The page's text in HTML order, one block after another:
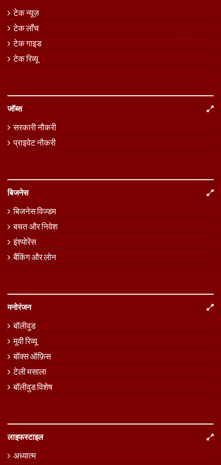
टेक न्यूज़
टेक लॉंच
टेक गाइड
टेक रिव्यू
जॉब्स
सरकारी नौकरी
प्राइवेट नौकरी
बिजनेस
बिजनेस विज्डम
बचत और निवेश
इंश्योरेंस
बैंकिंग और लोन
मनोरंजन
बॉलीवुड
मूवी रिव्यू
बॉक्स ऑफ़िस
टेली मसाला
बॉलीवुड विशेष
लाइफस्टाइल
अध्यात्म